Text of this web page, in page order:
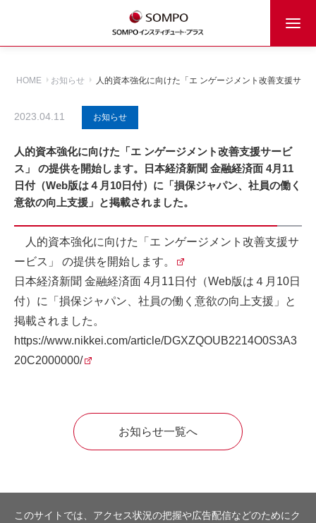
HOME お知らせ 人的資本強化に向けた「エ ンゲージメント改善支援サ
2023.04.11 お知らせ
人的資本強化に向けた「エ ンゲージメント改善支援サービ
ス」 の提供を開始します。日本経済新聞 金融経済面 4月11
日付（Web版は４月10日付）に「損保ジャパン、社員の働く
意欲の向上支援」と掲載されました。
人的資本強化に向けた「エ ンゲージメント改善支援サ
ービス」 の提供を開始します。
日本経済新聞 金融経済面 4月11日付（Web版は４月10日
付）に「損保ジャパン、社員の働く意欲の向上支援」と
掲載されました。
https://www.nikkei.com/article/DGXZQOUB2214O0S3A3
20C2000000/
お知らせ一覧へ
このサイトでは、アクセス状況の把握や広告配信などのためにク